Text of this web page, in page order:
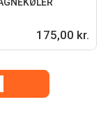
175,00 kr.